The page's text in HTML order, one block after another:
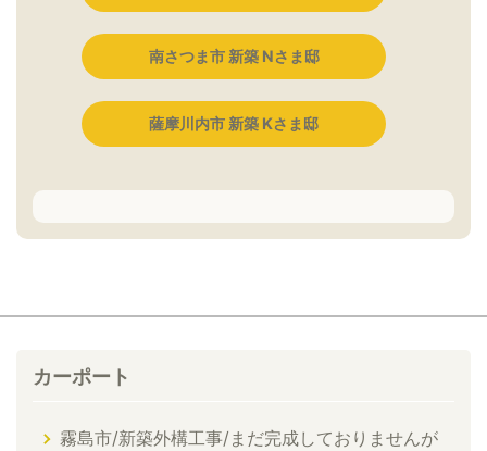
南さつま市 新築 Nさま邸
薩摩川内市 新築 Kさま邸
カーポート
霧島市/新築外構工事/まだ完成しておりませんが